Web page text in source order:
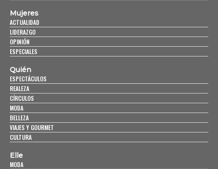
Mujeres
ACTUALIDAD
LIDERAZGO
OPINIÓN
ESPECIALES
Quién
ESPECTÁCULOS
REALEZA
CÍRCULOS
MODA
BELLEZA
VIAJES Y GOURMET
CULTURA
Elle
MODA